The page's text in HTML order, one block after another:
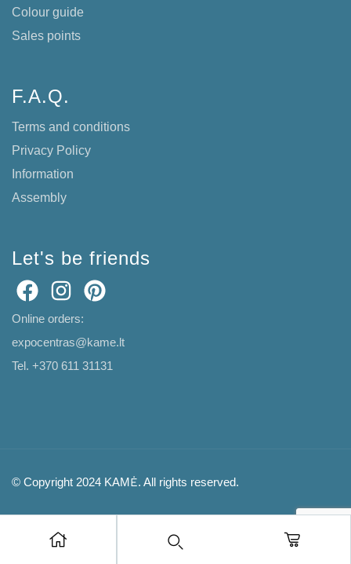
Colour guide
Sales points
F.A.Q.
Terms and conditions
Privacy Policy
Information
Assembly
Let's be friends
Online orders:
expocentras@kame.lt
Tel. +370 611 31131
© Copyright 2024 KAMĖ. All rights reserved.